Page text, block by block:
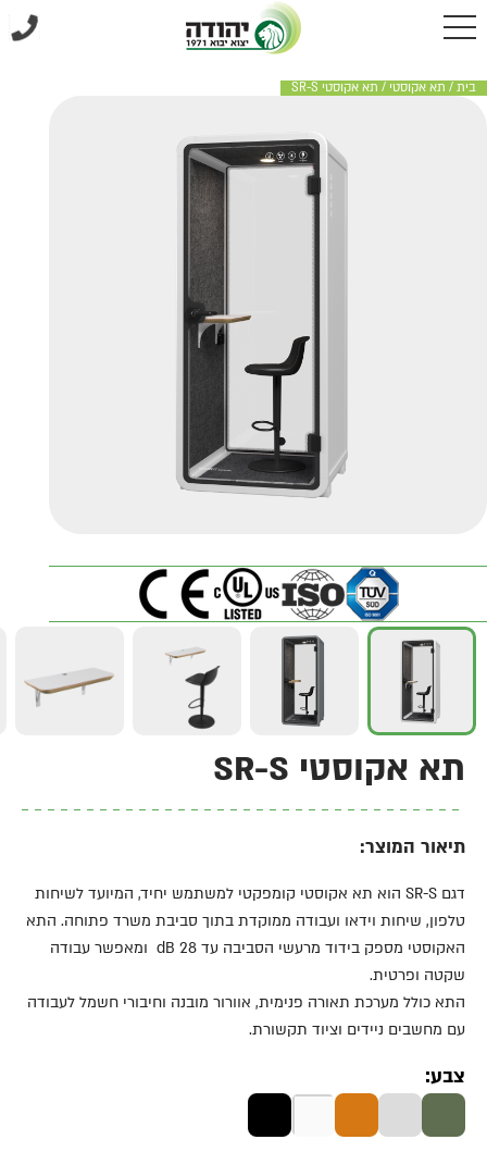
בית / תא אקוסטי / תא אקוסטי SR-S
תא אקוסטי SR-S
תיאור המוצר:
דגם SR-S הוא תא אקוסטי קומפקטי למשתמש יחיד, המיועד לשיחות
טלפון, שיחות וידאו ועבודה ממוקדת בתוך סביבת משרד פתוחה. התא
האקוסטי מספק בידוד מרעשי הסביבה עד 28 dB ומאפשר עבודה
שקטה ופרטית.
התא כולל מערכת תאורה פנימית, אוורור מובנה וחיבורי חשמל לעבודה
עם מחשבים ניידים וציוד תקשורת.
צבע: